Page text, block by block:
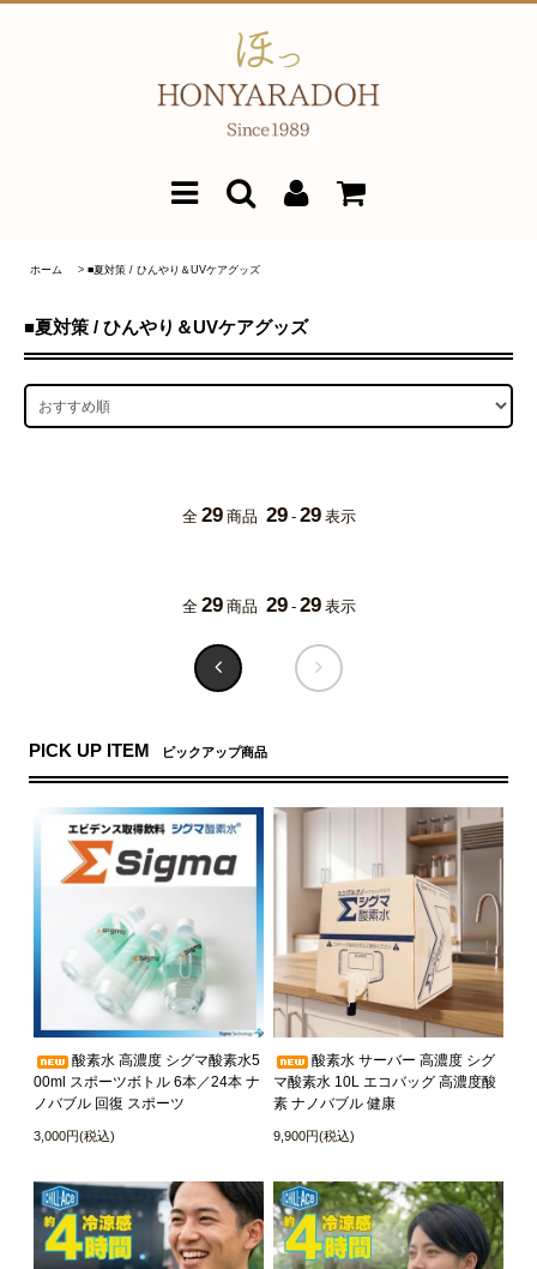
ホーム > ■夏対策 / ひんやり＆UVケアグッズ
■夏対策 / ひんやり＆UVケアグッズ
全 29 商品 29 - 29 表示
全 29 商品 29 - 29 表示
PICK UP ITEM ピックアップ商品
酸素水 高濃度 シグマ酸素水5
00ml スポーツボトル 6本／24本 ナ
ノバブル 回復 スポーツ
3,000円(税込)
酸素水 サーバー 高濃度 シグ
マ酸素水 10L エコバッグ 高濃度酸
素 ナノバブル 健康
9,900円(税込)